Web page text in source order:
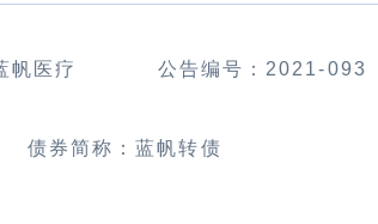
帆医疗 公告编号： 2021-093
债券简称：蓝帆转债